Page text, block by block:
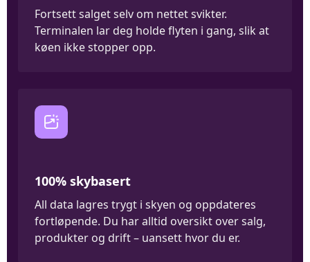
Fortsett salget selv om nettet svikter.
Terminalen lar deg holde flyten i gang, slik at
køen ikke stopper opp.
100% skybasert
All data lagres trygt i skyen og oppdateres
fortløpende. Du har alltid oversikt over salg,
produkter og drift – uansett hvor du er.